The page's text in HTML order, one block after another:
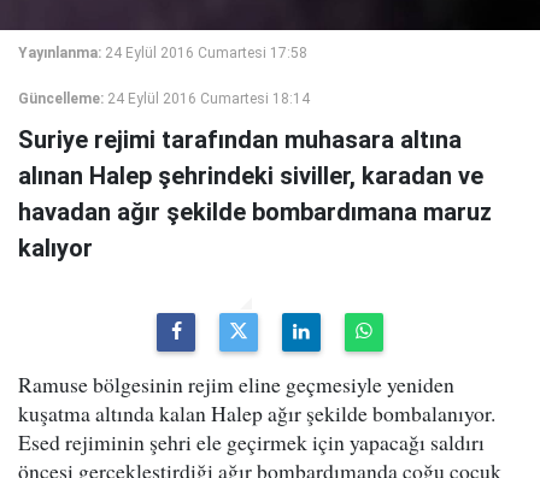
Yayınlanma: 24 Eylül 2016 Cumartesi 17:58
Güncelleme: 24 Eylül 2016 Cumartesi 18:14
Suriye rejimi tarafından muhasara altına
alınan Halep şehrindeki siviller, karadan ve
havadan ağır şekilde bombardımana maruz
kalıyor
Ramuse bölgesinin rejim eline geçmesiyle yeniden
kuşatma altında kalan Halep ağır şekilde bombalanıyor.
Esed rejiminin şehri ele geçirmek için yapacağı saldırı
öncesi gerçekleştirdiği ağır bombardımanda çoğu çocuk